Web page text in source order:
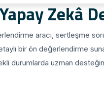
Zekâ
aracı, sertleşme
bir ön değerlendirme
uzman desteğine